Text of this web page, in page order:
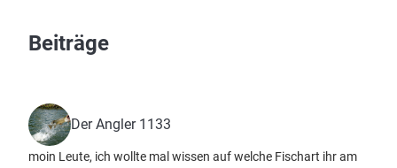
Beiträge
Der Angler 1133
moin Leute, ich wollte mal wissen auf welche Fischart ihr am